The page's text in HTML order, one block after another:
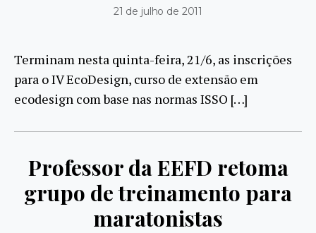
21 de julho de 2011
Terminam nesta quinta-feira, 21/6, as inscrições
para o IV EcoDesign, curso de extensão em
ecodesign com base nas normas ISSO […]
Professor da EEFD retoma
grupo de treinamento para
maratonistas